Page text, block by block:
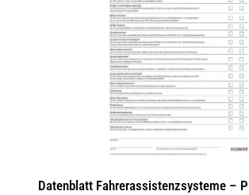
Datenblatt Fahrerassistenzsysteme –